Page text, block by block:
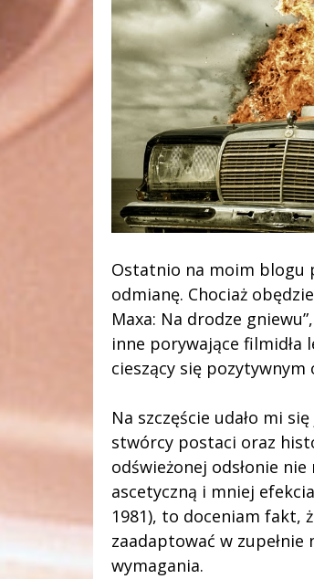
Ostatnio na moim blogu
odmianę. Chociaż
Maxa: Na drodze
inne porywające
cieszący się pozytywnym
Na szczęście udało mi
stwórcy postaci oraz
odświeżonej odsłonie
ascetyczną i mniej
1981), to doceniam fakt,
zaadaptować w
wymagania.